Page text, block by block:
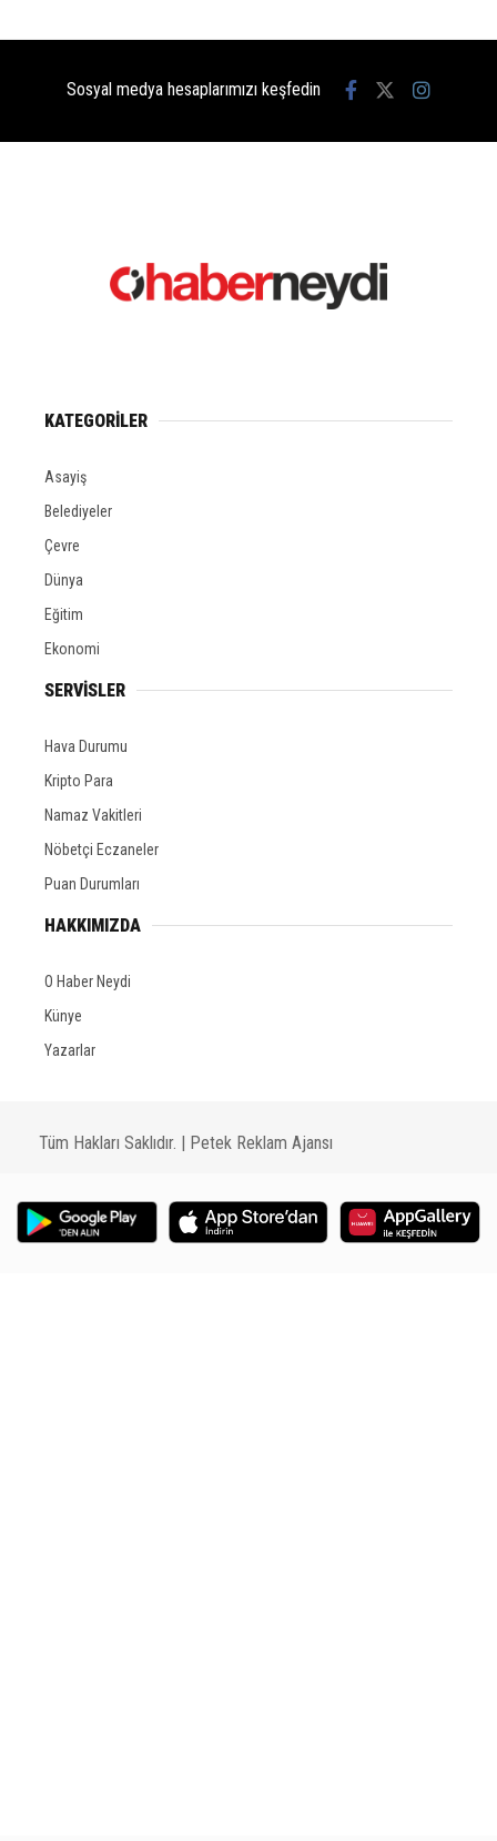
Sosyal medya hesaplarımızı keşfedin
KATEGORİLER
Asayiş
Belediyeler
Çevre
Dünya
Eğitim
Ekonomi
SERVİSLER
Hava Durumu
Kripto Para
Namaz Vakitleri
Nöbetçi Eczaneler
Puan Durumları
HAKKIMIZDA
O Haber Neydi
Künye
Yazarlar
Tüm Hakları Saklıdır. | Petek Reklam Ajansı